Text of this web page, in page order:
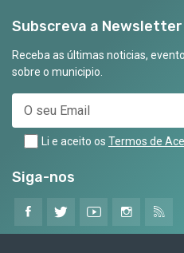
Subscreva a Newsletter
Receba as últimas noticias,
sobre o municipio.
Li e aceito os Termos de
Siga-nos